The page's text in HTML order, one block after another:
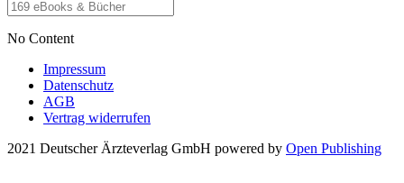
No Content
Impressum
Datenschutz
AGB
Vertrag widerrufen
2021 Deutscher Ärzteverlag GmbH powered by Open Publishing